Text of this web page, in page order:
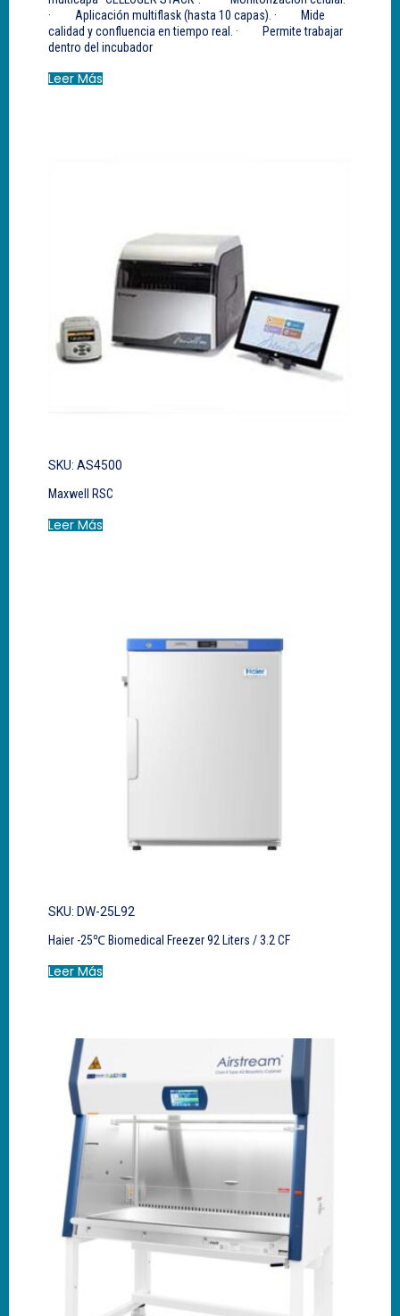
· Aplicación multiflask (hasta 10 capas). · Mide
calidad y confluencia en tiempo real. · Permite trabajar
dentro del incubador
Leer Más
SKU: AS4500
Maxwell RSC
Leer Más
SKU: DW-25L92
Haier -25℃ Biomedical Freezer 92 Liters / 3.2 CF
Leer Más